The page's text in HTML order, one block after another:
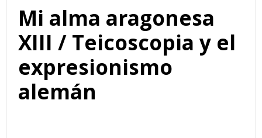
Mi alma aragonesa
XIII / Teicoscopia y el
expresionismo
alemán